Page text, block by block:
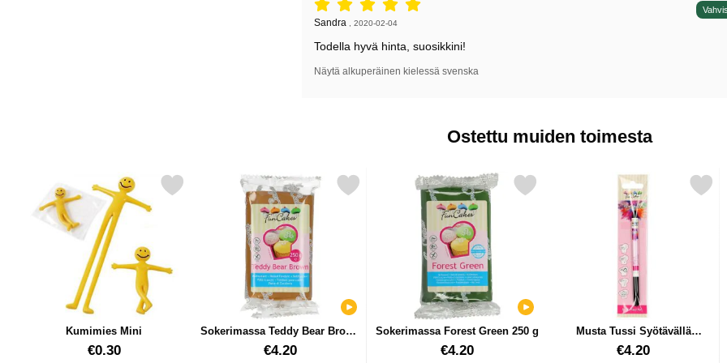
Arvostelu: 5 tähdet / 5,
Arvostelun kirjoittaja:
Sandra 2020-02-04
Todella hyvä hinta, suosikkini!
Näytä alkuperäinen kielessä svenska
Ostettu muiden toimesta
Kumimies Mini
Tuote.nro 12483€0.30
Merkitse kumimies Mini suosikiksi
Sokerimassa Teddy Bear Brown
250 g
Tuote.nro 16927€4.20
Merkitse sokerimassa Teddy Bear Brown 250 g suosikiksi
Sokerimassa Forest Green 250 g
Tuote.nro 16915€4.20
Merkitse sokerimassa Forest Green 250 g suosikiksi
Musta Tussi Syötävällä
Musteella
Tuote.nro 14899€4.20
Merkitse musta Tussi